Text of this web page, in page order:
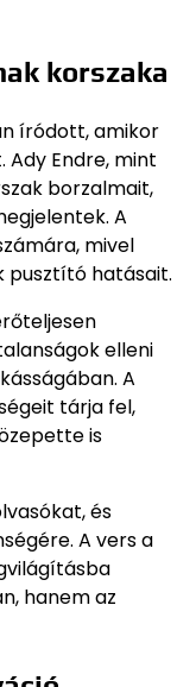
korszaka
íródott, amikor
Endre, mint
borzalmait,
A
mivel
pusztító hatásait.
elleni
A
tárja fel,
is
és
A vers a
hanem az